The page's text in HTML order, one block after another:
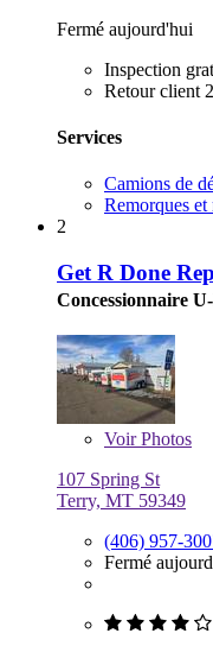
Fermé aujourd'hui
Inspection
Retour client
Services
Camions de
Remorques et
2
Get R Done
Concessionnaire
VoirPhotos
107 Spring St
Terry, MT 59349
(406) 957-
Fermé